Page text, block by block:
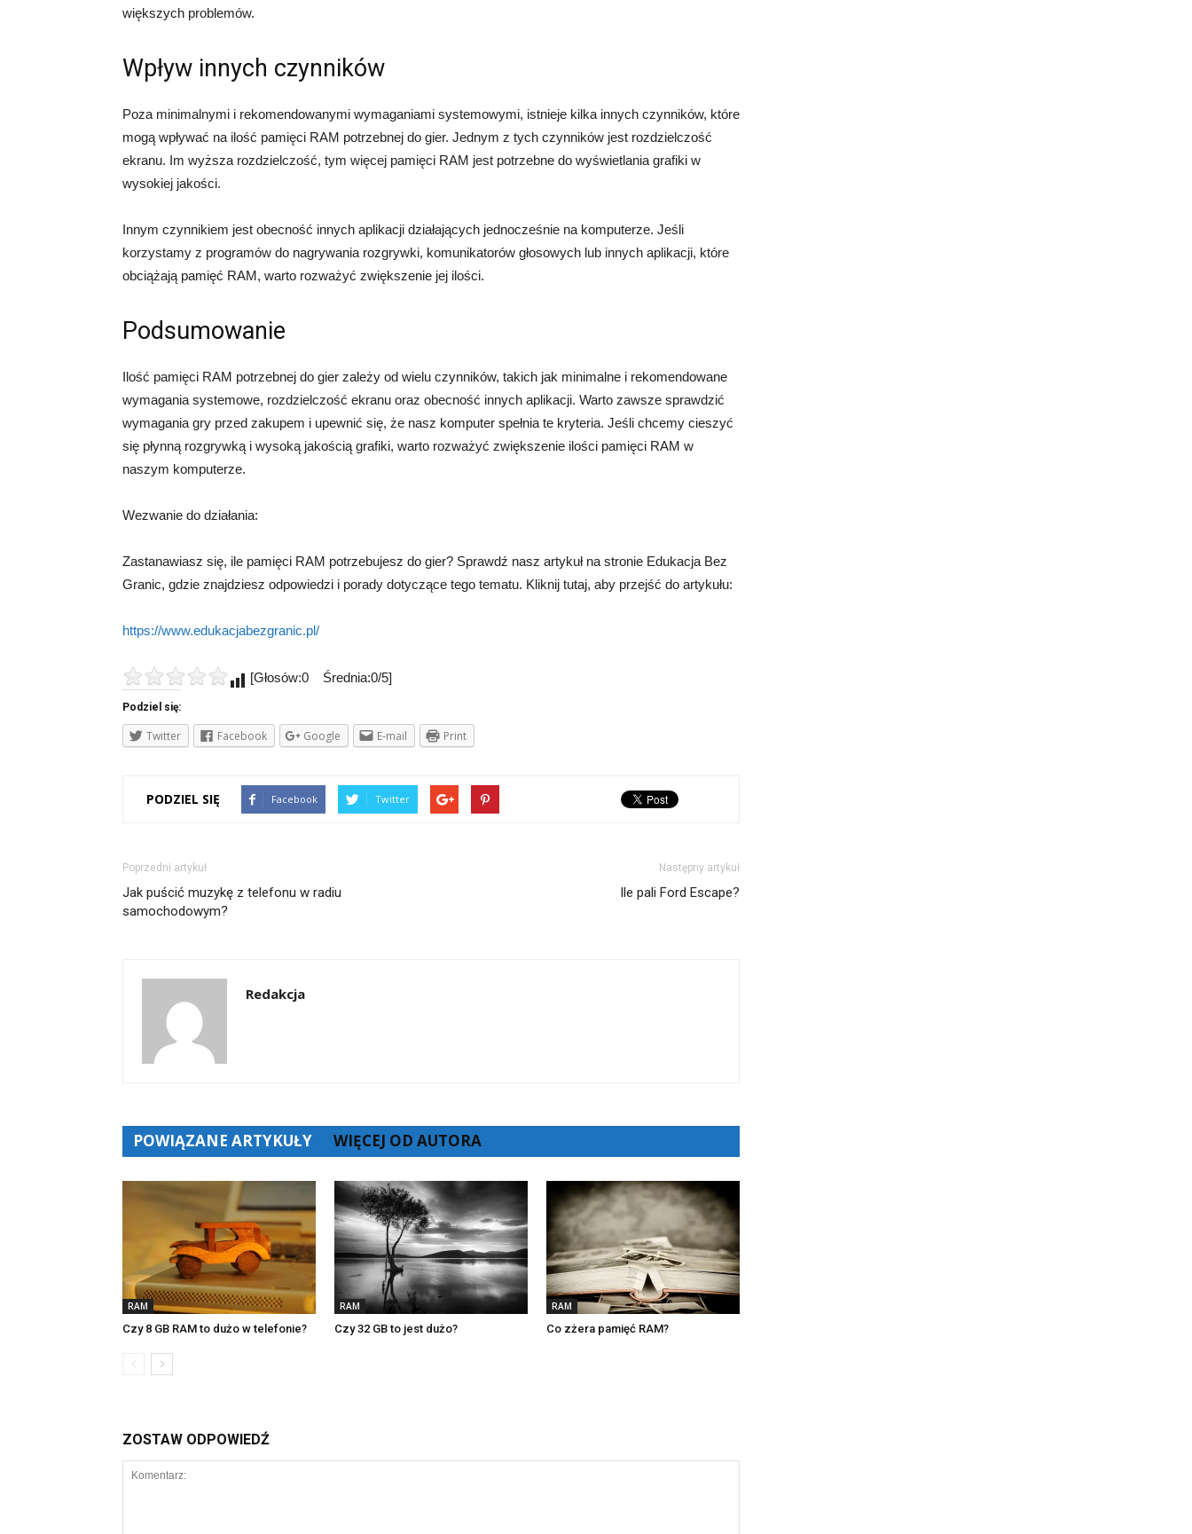
większych problemów.
Wpływ innych czynników
Poza minimalnymi i rekomendowanymi wymaganiami systemowymi, istnieje kilka innych czynników, które
mogą wpływać na ilość pamięci RAM potrzebnej do gier. Jednym z tych czynników jest rozdzielczość
ekranu. Im wyższa rozdzielczość, tym więcej pamięci RAM jest potrzebne do wyświetlania grafiki w
wysokiej jakości.
Innym czynnikiem jest obecność innych aplikacji działających jednocześnie na komputerze. Jeśli
korzystamy z programów do nagrywania rozgrywki, komunikatorów głosowych lub innych aplikacji, które
obciążają pamięć RAM, warto rozważyć zwiększenie jej ilości.
Podsumowanie
Ilość pamięci RAM potrzebnej do gier zależy od wielu czynników, takich jak minimalne i rekomendowane
wymagania systemowe, rozdzielczość ekranu oraz obecność innych aplikacji. Warto zawsze sprawdzić
wymagania gry przed zakupem i upewnić się, że nasz komputer spełnia te kryteria. Jeśli chcemy cieszyć
się płynną rozgrywką i wysoką jakością grafiki, warto rozważyć zwiększenie ilości pamięci RAM w
naszym komputerze.
Wezwanie do działania:
Zastanawiasz się, ile pamięci RAM potrzebujesz do gier? Sprawdź nasz artykuł na stronie Edukacja Bez
Granic, gdzie znajdziesz odpowiedzi i porady dotyczące tego tematu. Kliknij tutaj, aby przejść do artykułu:
https://www.edukacjabezgranic.pl/
[Głosów:0 Średnia:0/5]
Podziel się:
Twitter Facebook Google E-mail Print
PODZIEL SIĘ Facebook Twitter
Poprzedni artykuł
Jak puścić muzykę z telefonu w radiu
samochodowym?
Następny artykuł
Ile pali Ford Escape?
Redakcja
POWIĄZANE ARTYKUŁY WIĘCEJ OD AUTORA
RAM
Czy 8 GB RAM to dużo w telefonie?
RAM
Czy 32 GB to jest dużo?
RAM
Co zżera pamięć RAM?
ZOSTAW ODPOWIEDŹ